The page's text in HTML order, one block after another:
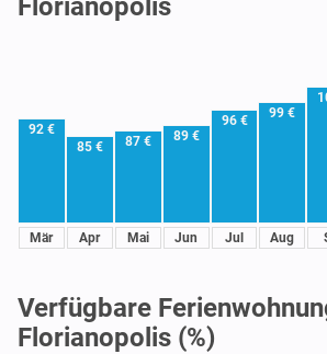
Florianopolis
92 €
Mär
85 €
Apr
87 €
Mai
89 €
Jun
96 €
Jul
99 €
Aug
Verfügbare
Florianopolis (%)